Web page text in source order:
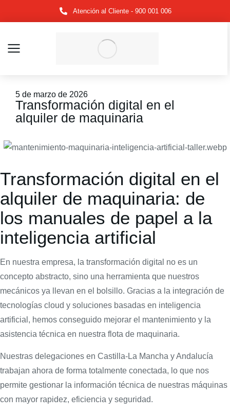
Atención al Cliente - 900 001 006
5 de marzo de 2026
Transformación digital en el
alquiler de maquinaria
Transformación digital en el
alquiler de maquinaria: de
los manuales de papel a la
inteligencia artificial
En nuestra empresa, la transformación digital no es un
concepto abstracto, sino una herramienta que nuestros
mecánicos ya llevan en el bolsillo. Gracias a la integración de
tecnologías cloud y soluciones basadas en inteligencia
artificial, hemos conseguido mejorar el mantenimiento y la
asistencia técnica en nuestra flota de maquinaria.
Nuestras delegaciones en Castilla-La Mancha y Andalucía
trabajan ahora de forma totalmente conectada, lo que nos
permite gestionar la información técnica de nuestras máquinas
con mayor rapidez, eficiencia y seguridad.